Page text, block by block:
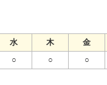
水 木 金
○ ○ ○